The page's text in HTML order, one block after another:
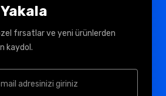
fırsatlar ve yeni ürünlerden
kaydol.